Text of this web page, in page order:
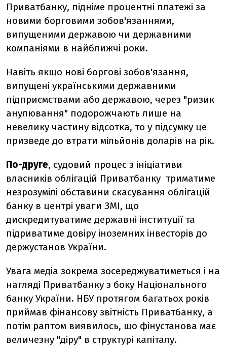
Приватбанку, підніме процентні платежі за
новими борговими зобов'язаннями,
випущеними державою чи державними
компаніями в найближчі роки.
Навіть якщо нові боргові зобов'язання,
випущені українськими державними
підприємствами або державою, через "ризик
анулювання" подорожчають лише на
невелику частину відсотка, то у підсумку це
призведе до втрати мільйонів доларів на рік.
По-друге, судовий процес з ініціативи
власників облігацій Приватбанку триматиме
незрозумілі обставини скасування облігацій
банку в центрі уваги ЗМІ, що
дискредитуватиме державні інституції та
підриватиме довіру іноземних інвесторів до
держустанов України.
Увага медіа зокрема зосереджуватиметься і на
нагляді Приватбанку з боку Національного
банку України. НБУ протягом багатьох років
приймав фінансову звітність Приватбанку, а
потім раптом виявилось, що фінустанова має
величезну "діру" в структурі капіталу.